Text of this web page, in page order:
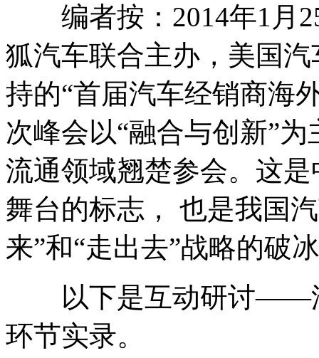
编者按：2014年1月
狐汽车联合主办，美国
持的“首届汽车经销商海
次峰会以“融合与创新”
流通领域翘楚参会。这
舞台的标志， 也是我国
来”和“走出去”战略的破
以下是互动研讨——汽
环节实录。